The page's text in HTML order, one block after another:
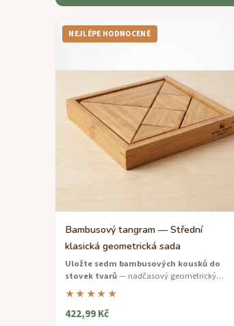
NEJLÉPE HODNOCENÉ
Bambusový tangram — Střední
klasická geometrická sada
Uložte sedm bambusových kousků do
stovek tvarů— nadčasový geometrický
hlavolam vyrobený z ekologického bambusu
pro věk 9 až 12 let.
★★★★★
422,99 Kč